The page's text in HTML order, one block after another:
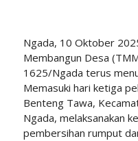
Ngada, 10 Oktober
Membangun Desa
1625/Ngada terus
Memasuki hari ketiga
Benteng Tawa,
Ngada, melaksanakan
pembersihan rumput